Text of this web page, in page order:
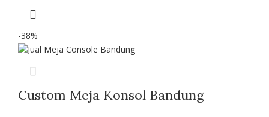
-38%
Custom Meja Konsol Bandung